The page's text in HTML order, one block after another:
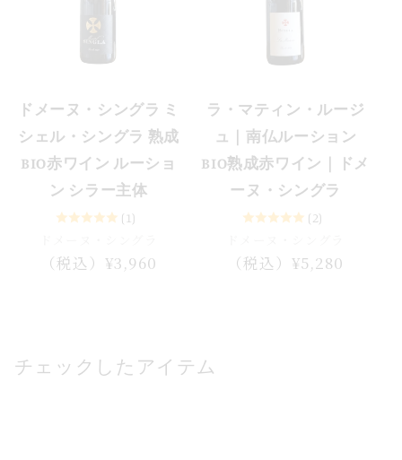
ドメーヌ・シングラ ミ
シェル・シングラ 熟成
BIO赤ワイン ルーショ
ン シラー主体
(1)
通（税込）¥3,960
ラ・マティン・ルージ
ュ｜南仏ルーション
BIO熟成赤ワイン｜ドメ
ーヌ・シングラ
(2)
通（税込）¥5,280
チェックしたアイテム